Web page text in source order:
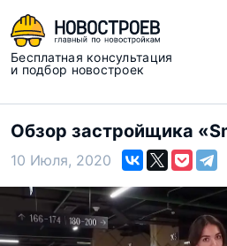
Бесплатная консультация
и подбор новостроек
Обзор застройщика
10 Июля, 2020